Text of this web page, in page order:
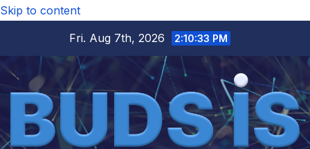
Skip to content
Fri. Aug 7th, 2026
2:10:34 PM